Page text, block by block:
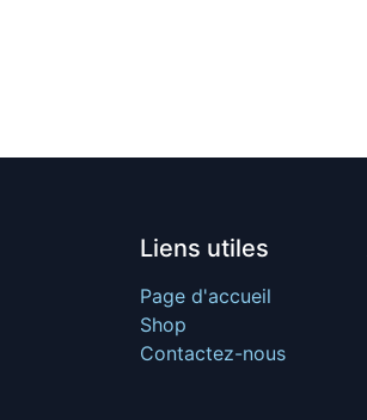
Liens utiles
Page d'accueil
Shop
Contactez-nous